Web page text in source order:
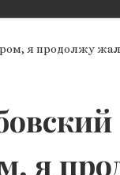
я продолжу
я